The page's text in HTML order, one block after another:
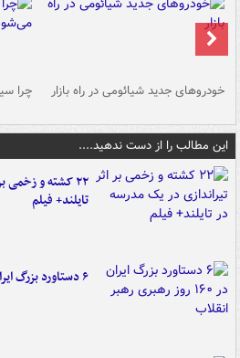
خودروهای جدید شیائومی در راه بازار چرا
این مطالب را از دست ندهید....
۲۲ کشته و زخمی
تایلند+ فیلم
۶ دستاورد بزرگ ایران در ۱۶۰ روز رهبری رهبر انقلاب